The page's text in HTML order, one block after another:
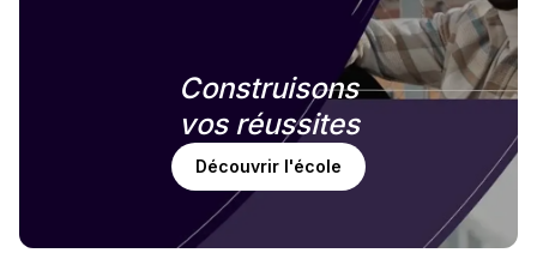
Construisons
vos réussites
Découvrir l'école